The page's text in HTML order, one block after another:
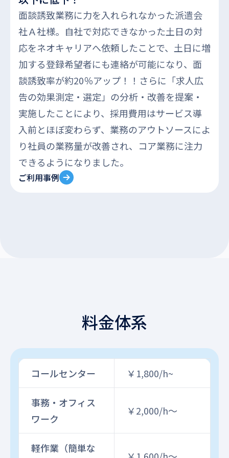
面談誘致業務に力を入れられなかった派遣会
社Ａ社様。自社で対応できなかった土日の対
応をネオキャリアへ依頼したことで、土日に増
加する登録希望者にも連絡が可能になり、面
談誘致率が約20％アップ！！さらに「求人広
告の効果測定・選定」の分析・改善を提案・
実施したことにより、採用費用はサービス導
入前とほぼ変わらず、業務のアウトソースによ
り社員の業務量が改善され、コア業務に注力
できるようになりました。
ご利用事例
料金体系
コールセンター ￥1,800/h~
事務・オフィス
ワーク
￥2,000/h～
軽作業（簡単な